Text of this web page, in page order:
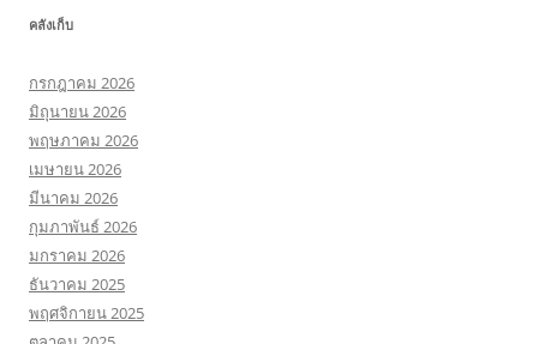
คลังเก็บ
กรกฎาคม 2026
มิถุนายน 2026
พฤษภาคม 2026
เมษายน 2026
มีนาคม 2026
กุมภาพันธ์ 2026
มกราคม 2026
ธันวาคม 2025
พฤศจิกายน 2025